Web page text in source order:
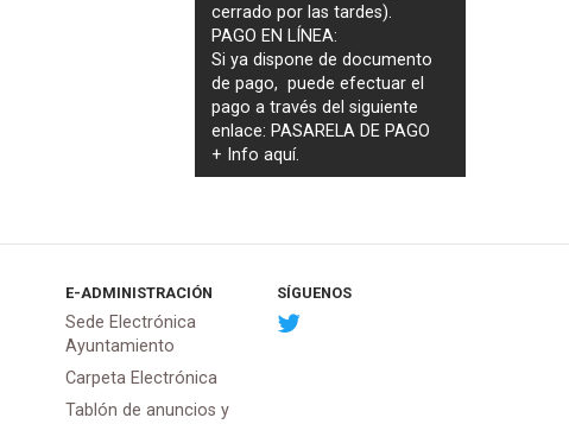
cerrado por las tardes).
PAGO EN LÍNEA:
Si ya dispone de documento
de pago, puede efectuar el
pago a través del siguiente
enlace: PASARELA DE PAGO
+ Infoaquí.
E-ADMINISTRACIÓN
Sede Electrónica
Ayuntamiento
Carpeta Electrónica
Tablón de anuncios y
SÍGUENOS